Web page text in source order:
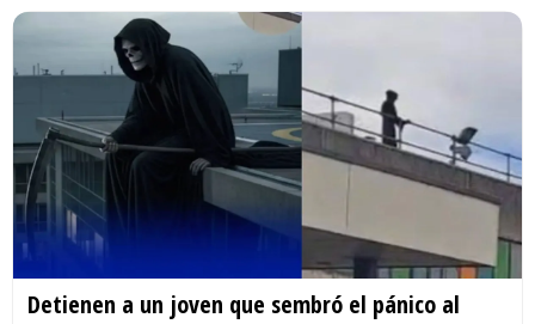
Detienen a un joven que sembró el pánico al